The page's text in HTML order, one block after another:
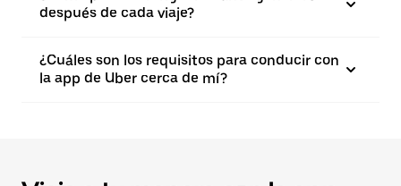
después de cada viaje?
¿Cuáles son los requisitos para conducir con
la app de Uber cerca de mí?